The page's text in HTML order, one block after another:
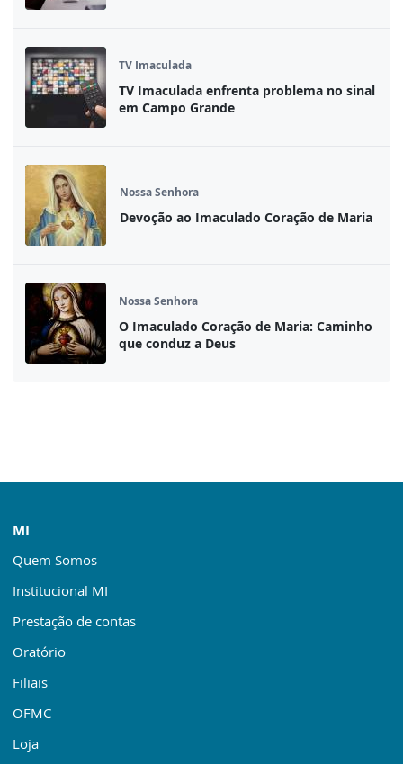
TV Imaculada
TV Imaculada enfrenta problema no sinal
em Campo Grande
Nossa Senhora
Devoção ao Imaculado Coração de Maria
Nossa Senhora
O Imaculado Coração de Maria: Caminho
que conduz a Deus
MI
Quem Somos
Institucional MI
Prestação de contas
Oratório
Filiais
OFMC
Loja